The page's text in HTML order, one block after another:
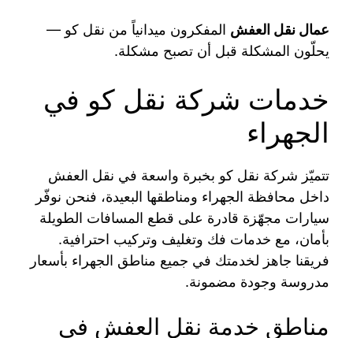
عمال نقل العفش المفكرون ميدانياً من نقل كو —
يحلّون المشكلة قبل أن تصبح مشكلة.
خدمات شركة نقل كو في
الجهراء
تتميّز شركة نقل كو بخبرة واسعة في نقل العفش
داخل محافظة الجهراء ومناطقها البعيدة، فنحن نوفّر
سيارات مجهّزة قادرة على قطع المسافات الطويلة
بأمان، مع خدمات فك وتغليف وتركيب احترافية.
فريقنا جاهز لخدمتك في جميع مناطق الجهراء بأسعار
مدروسة وجودة مضمونة.
مناطق خدمة نقل العفش في